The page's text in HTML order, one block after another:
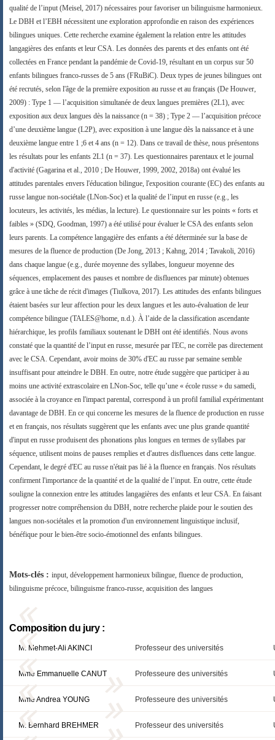
qualité de l’input (Meisel, 2017) nécessaires pour favoriser un bilinguisme harmonieux.
Le DBH et l’EBH nécessitent une exploration approfondie en raison des expériences
bilingues uniques. Cette recherche examine également la relation entre les attitudes
langagières des enfants et leur CSA. Les données des parents et des enfants ont été
collectées en France pendant la pandémie de Covid-19, résultant en un corpus sur 50
enfants bilingues franco-russes de 5 ans (FRuBiC). Deux types de jeunes bilingues ont
été recrutés, selon l'âge de la première exposition au russe et au français (De Houwer,
2009) : Type 1 — l’acquisition simultanée de deux langues premières (2L1), avec
exposition aux deux langues dès la naissance (n = 38) ; Type 2 — l’acquisition précoce
d’une deuxième langue (L2P), avec exposition à une langue dès la naissance et à une
deuxième langue entre 1 ;6 et 4 ans (n = 12). Dans ce travail de thèse, nous présentons
les résultats pour les enfants 2L1 (n = 37). Les questionnaires parentaux et le journal
d'activité (Gagarina et al., 2010 ; De Houwer, 1999, 2002, 2018a) ont évalué les
attitudes parentales envers l'éducation bilingue, l'exposition courante (EC) des enfants au
russe langue non-sociétale (LNon-Soc) et la qualité de l’input en russe (e.g., les
locuteurs, les activités, les médias, la lecture). Le questionnaire sur les points « forts et
faibles » (SDQ, Goodman, 1997) a été utilisé pour évaluer le CSA des enfants selon
leurs parents. La compétence langagière des enfants a été déterminée sur la base de
mesures de la fluence de production (De Jong, 2013 ; Kahng, 2014 ; Tavakoli, 2016)
dans chaque langue (e.g., durée moyenne des syllabes, longueur moyenne des
séquences, emplacement des pauses et nombre de disfluences par minute) obtenues
grâce à une tâche de récit d'images (Tiulkova, 2017). Les attitudes des enfants bilingues
étaient basées sur leur affection pour les deux langues et les auto-évaluation de leur
compétence bilingue (TALES@home, n.d.). À l’aide de la classification ascendante
hiérarchique, les profils familiaux soutenant le DBH ont été identifiés. Nous avons
constaté que la quantité de l’input en russe, mesurée par l'EC, ne corrèle pas directement
avec le CSA. Cependant, avoir moins de 30% d'EC au russe par semaine semble
insuffisant pour atteindre le DBH. En outre, notre étude suggère que participer à au
moins une activité extrascolaire en LNon-Soc, telle qu’une « école russe » du samedi,
associée à la croyance en l'impact parental, correspond à un profil familial expérimentant
davantage de DBH. En ce qui concerne les mesures de la fluence de production en russe
et en français, nos résultats suggèrent que les enfants avec une plus grande quantité
d'input en russe produisent des phonations plus longues en termes de syllabes par
séquence, utilisent moins de pauses remplies et d'autres disfluences dans cette langue.
Cependant, le degré d'EC au russe n'était pas lié à la fluence en français. Nos résultats
confirment l'importance de la quantité et de la qualité de l’input. En outre, cette étude
souligne la connexion entre les attitudes langagières des enfants et leur CSA. En faisant
progresser notre compréhension du DBH, notre recherche plaide pour le soutien des
langues non-sociétales et la promotion d'un environnement linguistique inclusif,
bénéfique pour le bien-être socio-émotionnel des enfants bilingues.
Mots-clés : input, développement harmonieux bilingue, fluence de production,
bilinguisme précoce, bilinguisme franco-russe, acquisition des langues
Composition du jury :
M. Mehmet-Ali AKINCI Professeur des universités
Mme Emmanuelle CANUT Professeure des universités
Mme Andrea YOUNG Professeure des universités
M. Bernhard BREHMER Professeur des universités